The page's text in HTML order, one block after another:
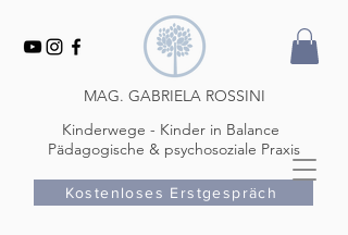
MAG. GABRIELA ROSSINI
Kinderwege - Kinder in Balance
Pädagogische & psychosoziale Praxis
Kostenloses Erstgespräch